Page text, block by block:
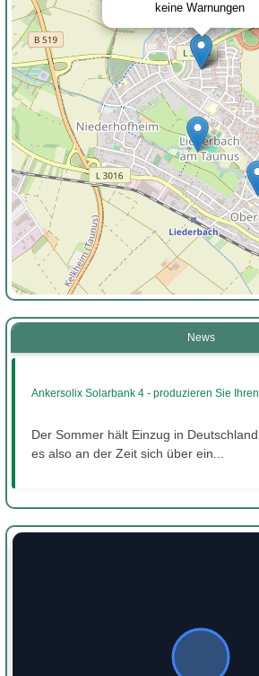
keine Warnungen
News
Ankersolix Solarbank 4 - produzieren Sie
Der Sommer hält Einzug in
es also an der Zeit sich über ein...